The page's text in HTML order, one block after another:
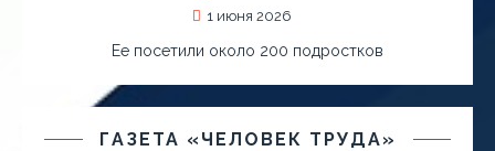
1 июня 2026
Ее посетили около 200 подростков
ГАЗЕТА «ЧЕЛОВЕК ТРУДА»